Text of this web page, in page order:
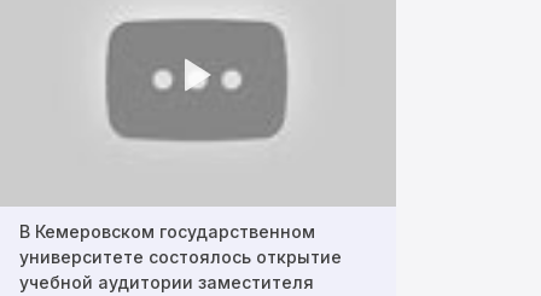
В Кемеровском государственном
университете состоялось открытие
учебной аудитории заместителя